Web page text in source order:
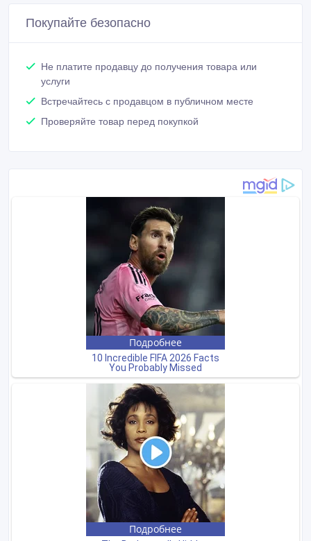
Покупайте безопасно
Не платите продавцу до получения товара или
услуги
Встречайтесь с продавцом в публичном месте
Проверяйте товар перед покупкой